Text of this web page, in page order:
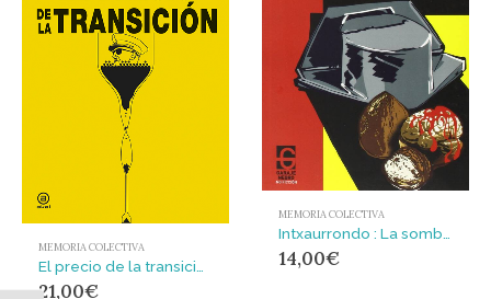
MEMORIA COLECTIVA
21,00€
MEMORIA COLECTIVA
14,00€